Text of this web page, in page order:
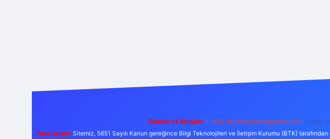
Reklam ve İletişim: E-mail: backlinkpaneli@gmail.com Teams:
Yasal Uyarı: Sitemiz, 5651 Sayılı Kanun gereğince Bilgi Teknolojileri ve İletişim Kurumu (BTK)